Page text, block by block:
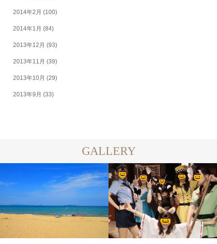
2014年2月 (100)
2014年1月 (84)
2013年12月 (93)
2013年11月 (39)
2013年10月 (29)
2013年9月 (33)
GALLERY